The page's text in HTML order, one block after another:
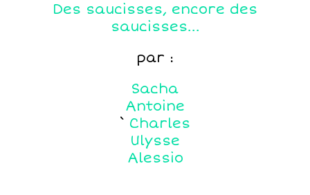
Des saucisses, encore des
saucisses...
par :
Sacha
Antoine
` Charles
Ulysse
Alessio